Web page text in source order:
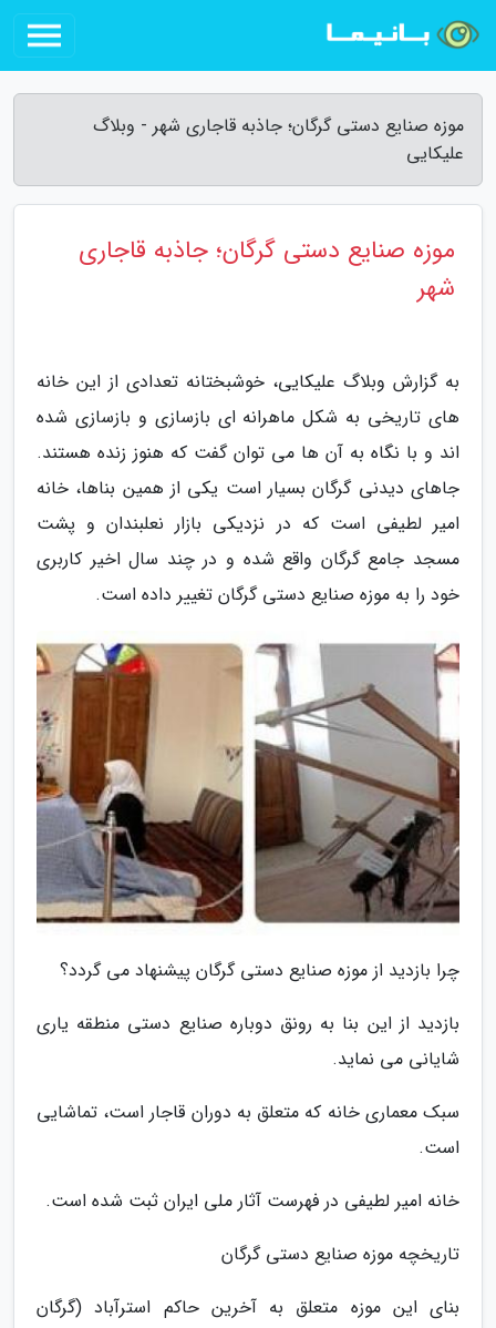
موزه صنایع دستی گرگان؛ جاذبه قاجاری شهر - وبلاگ
علیکایی
موزه صنایع دستی گرگان؛ جاذبه قاجاری
شهر
به گزارش وبلاگ علیکایی، خوشبختانه تعدادی از این خانه
های تاریخی به شکل ماهرانه ای بازسازی و بازسازی شده
اند و با نگاه به آن ها می توان گفت که هنوز زنده هستند.
جاهای دیدنی گرگان بسیار است یکی از همین بناها، خانه
امیر لطیفی است که در نزدیکی بازار نعلبندان و پشت
مسجد جامع گرگان واقع شده و در چند سال اخیر کاربری
خود را به موزه صنایع دستی گرگان تغییر داده است.
چرا بازدید از موزه صنایع دستی گرگان پیشنهاد می گردد؟
بازدید از این بنا به رونق دوباره صنایع دستی منطقه یاری
شایانی می نماید.
سبک معماری خانه که متعلق به دوران قاجار است، تماشایی
است.
خانه امیر لطیفی در فهرست آثار ملی ایران ثبت شده است.
تاریخچه موزه صنایع دستی گرگان
بنای این موزه متعلق به آخرین حاکم استرآباد (گرگان